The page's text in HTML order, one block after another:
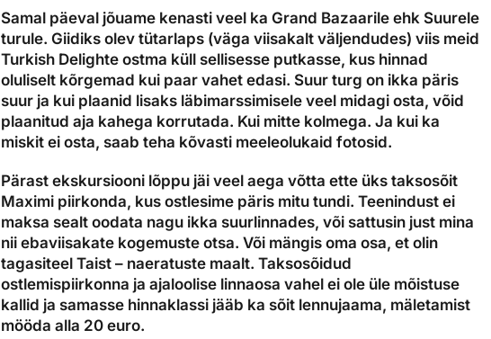
Samal päeval jõuame kenasti veel ka Grand Bazaarile ehk Suurele
turule. Giidiks olev tütarlaps (väga viisakalt väljendudes) viis meid
Turkish Delighte ostma küll sellisesse putkasse, kus hinnad
oluliselt kõrgemad kui paar vahet edasi. Suur turg on ikka päris
suur ja kui plaanid lisaks läbimarssimisele veel midagi osta, võid
plaanitud aja kahega korrutada. Kui mitte kolmega. Ja kui ka
miskit ei osta, saab teha kõvasti meeleolukaid fotosid.
Pärast ekskursiooni lõppu jäi veel aega võtta ette üks taksosõit
Maximi piirkonda, kus ostlesime päris mitu tundi. Teenindust ei
maksa sealt oodata nagu ikka suurlinnades, või sattusin just mina
nii ebaviisakate kogemuste otsa. Või mängis oma osa, et olin
tagasiteel Taist – naeratuste maalt. Taksosõidud
ostlemispiirkonna ja ajaloolise linnaosa vahel ei ole üle mõistuse
kallid ja samasse hinnaklassi jääb ka sõit lennujaama, mäletamist
mööda alla 20 euro.